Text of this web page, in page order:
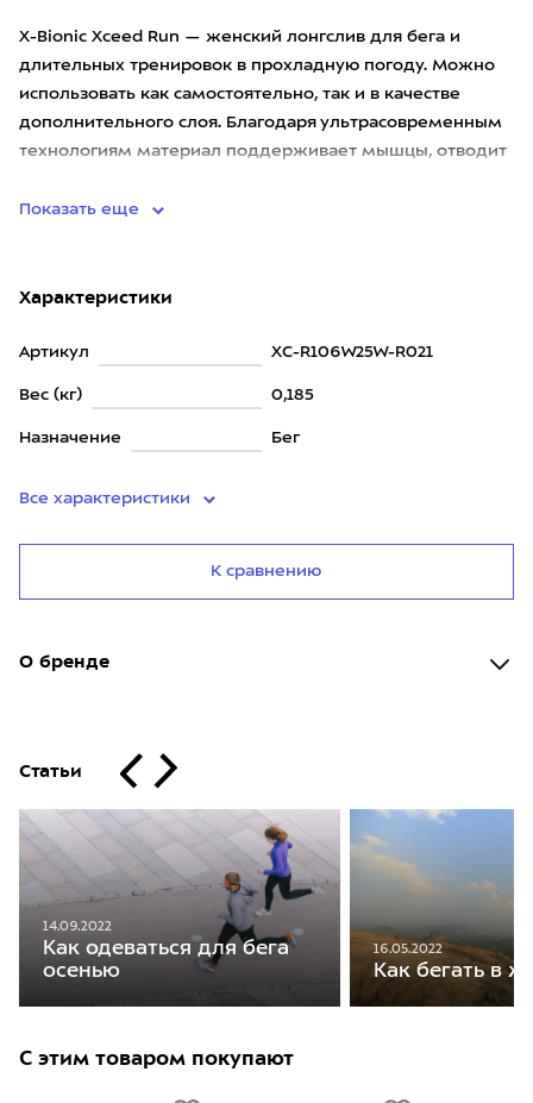
X-Bionic Xceed Run — женский лонгслив для бега и
длительных тренировок в прохладную погоду. Можно
использовать как самостоятельно, так и в качестве
дополнительного слоя. Благодаря ультрасовременным
технологиям материал поддерживает мышцы, отводит
Показать еще
Характеристики
Артикул XC-R106W25W-R021
Вес (кг) 0,185
Назначение Бег
Все характеристики
К сравнению
О бренде
Статьи
14.09.2022
Как одеваться для бега
осенью
16.05.2022
Как бегать в
С этим товаром покупают